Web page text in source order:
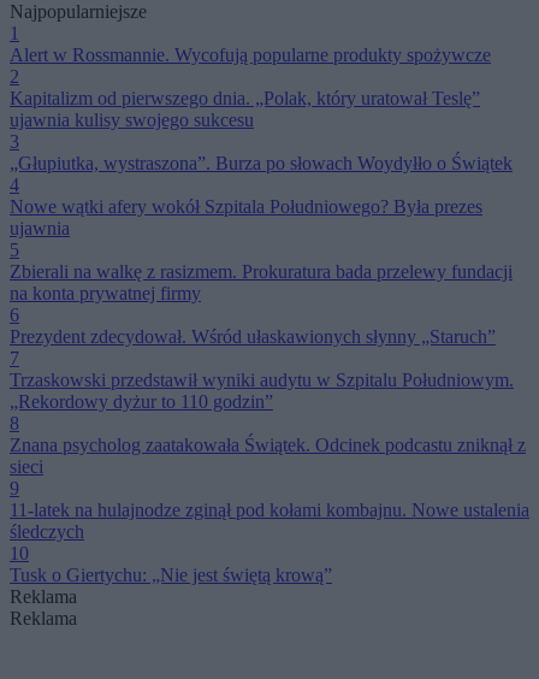
Najpopularniejsze
1
Alert w Rossmannie. Wycofują popularne produkty spożywcze
2
Kapitalizm od pierwszego dnia. „Polak, który uratował Teslę”
ujawnia kulisy swojego sukcesu
3
„Głupiutka, wystraszona”. Burza po słowach Woydyłło o Świątek
4
Nowe wątki afery wokół Szpitala Południowego? Była prezes
ujawnia
5
Zbierali na walkę z rasizmem. Prokuratura bada przelewy fundacji
na konta prywatnej firmy
6
Prezydent zdecydował. Wśród ułaskawionych słynny „Staruch”
7
Trzaskowski przedstawił wyniki audytu w Szpitalu Południowym.
„Rekordowy dyżur to 110 godzin”
8
Znana psycholog zaatakowała Świątek. Odcinek podcastu zniknął z
sieci
9
11-latek na hulajnodze zginął pod kołami kombajnu. Nowe ustalenia
śledczych
10
Tusk o Giertychu: „Nie jest świętą krową”
Reklama
Reklama